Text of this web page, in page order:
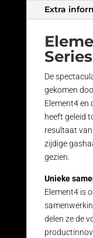
Extra
Series
De
gekomen
Element4 en
heeft geleid
resultaat van
zijdige
gezien.
Unieke
Element4 is
delen ze de